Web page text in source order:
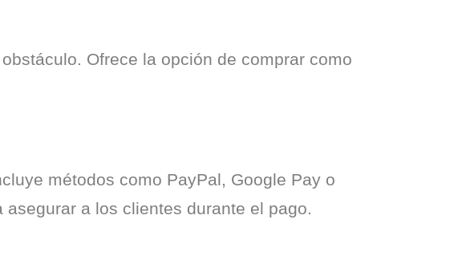
Ofrece la opción de comprar como
métodos como PayPal, Google Pay o
a los clientes durante el pago.